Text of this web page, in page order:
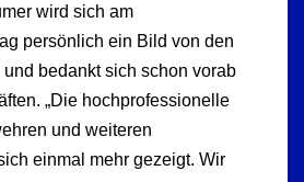
wird sich am
persönlich ein Bild von den
bedankt sich schon vorab
„Die hochprofessionelle
und weiteren
einmal mehr gezeigt. Wir